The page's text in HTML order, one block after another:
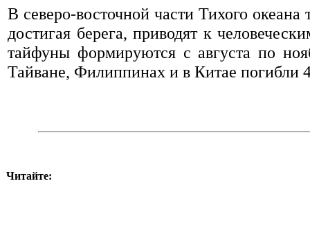
В северо-восточной части Тихого
достигая берега, приводят к
тайфуны формируются с августа по
Тайване, Филиппинах и в Китае погибли
Читайте: